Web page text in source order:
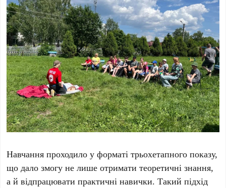
Навчання проходило у форматі трьохетапного показу,
що дало змогу не лише отримати теоретичні знання,
а й відпрацювати практичні навички. Такий підхід